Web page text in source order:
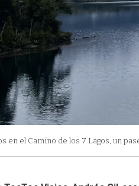
en el Camino de los 7 Lagos, un